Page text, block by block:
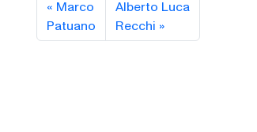
Marco
Patuano
Alberto Luca
Recchi